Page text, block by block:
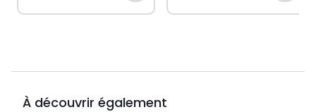
À découvrir également